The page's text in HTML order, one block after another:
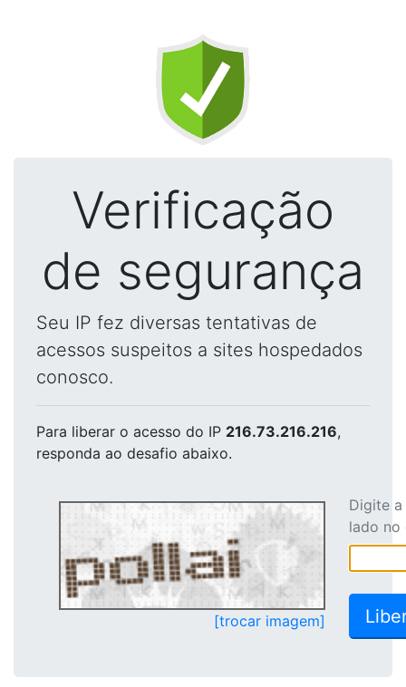
Verificação
de segurança
Seu IP fez diversas tentativas de
acessos suspeitos a sites hospedados
conosco.
Para liberar o acesso do IP 216.73.216.216,
responda ao desafio abaixo.
[trocar imagem]
Digite
lado no